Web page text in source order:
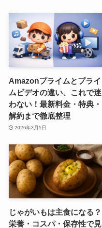
Amazonプライムとプライ
ムビデオの違い、これで迷
わない！最新料金・特典・
解約まで徹底整理
2026年3月5日
じゃがいもは主食になる？
栄養・コスパ・保存性で見